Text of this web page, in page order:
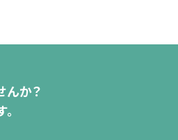
んか？